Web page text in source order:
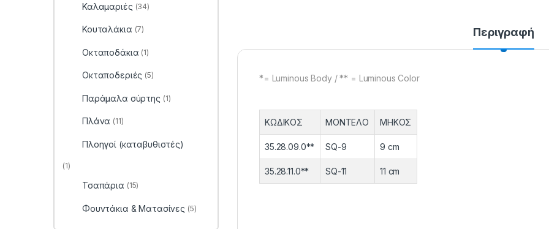
Περιγραφή
*= Luminous Body / ** = Luminous Color
ΚΩΔΙΚΟΣ ΜΟΝΤΕΛΟ ΜΗΚΟΣ
35.28.09.0** SQ-9 9 cm
35.28.11.0** SQ-11 11 cm
Καλαμαριές (34)
Κουταλάκια (7)
Οκταποδάκια (1)
Οκταποδεριές (5)
Παράμαλα σύρτης (1)
Πλάνα (11)
Πλοηγοί (καταβυθιστές)
(1)
Τσαπάρια (15)
Φουντάκια & Ματασίνες (5)